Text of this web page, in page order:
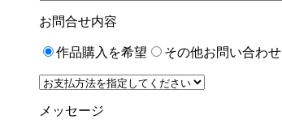
お問合せ内容
作品購入を希望 その他お問い合わせ
メッセージ